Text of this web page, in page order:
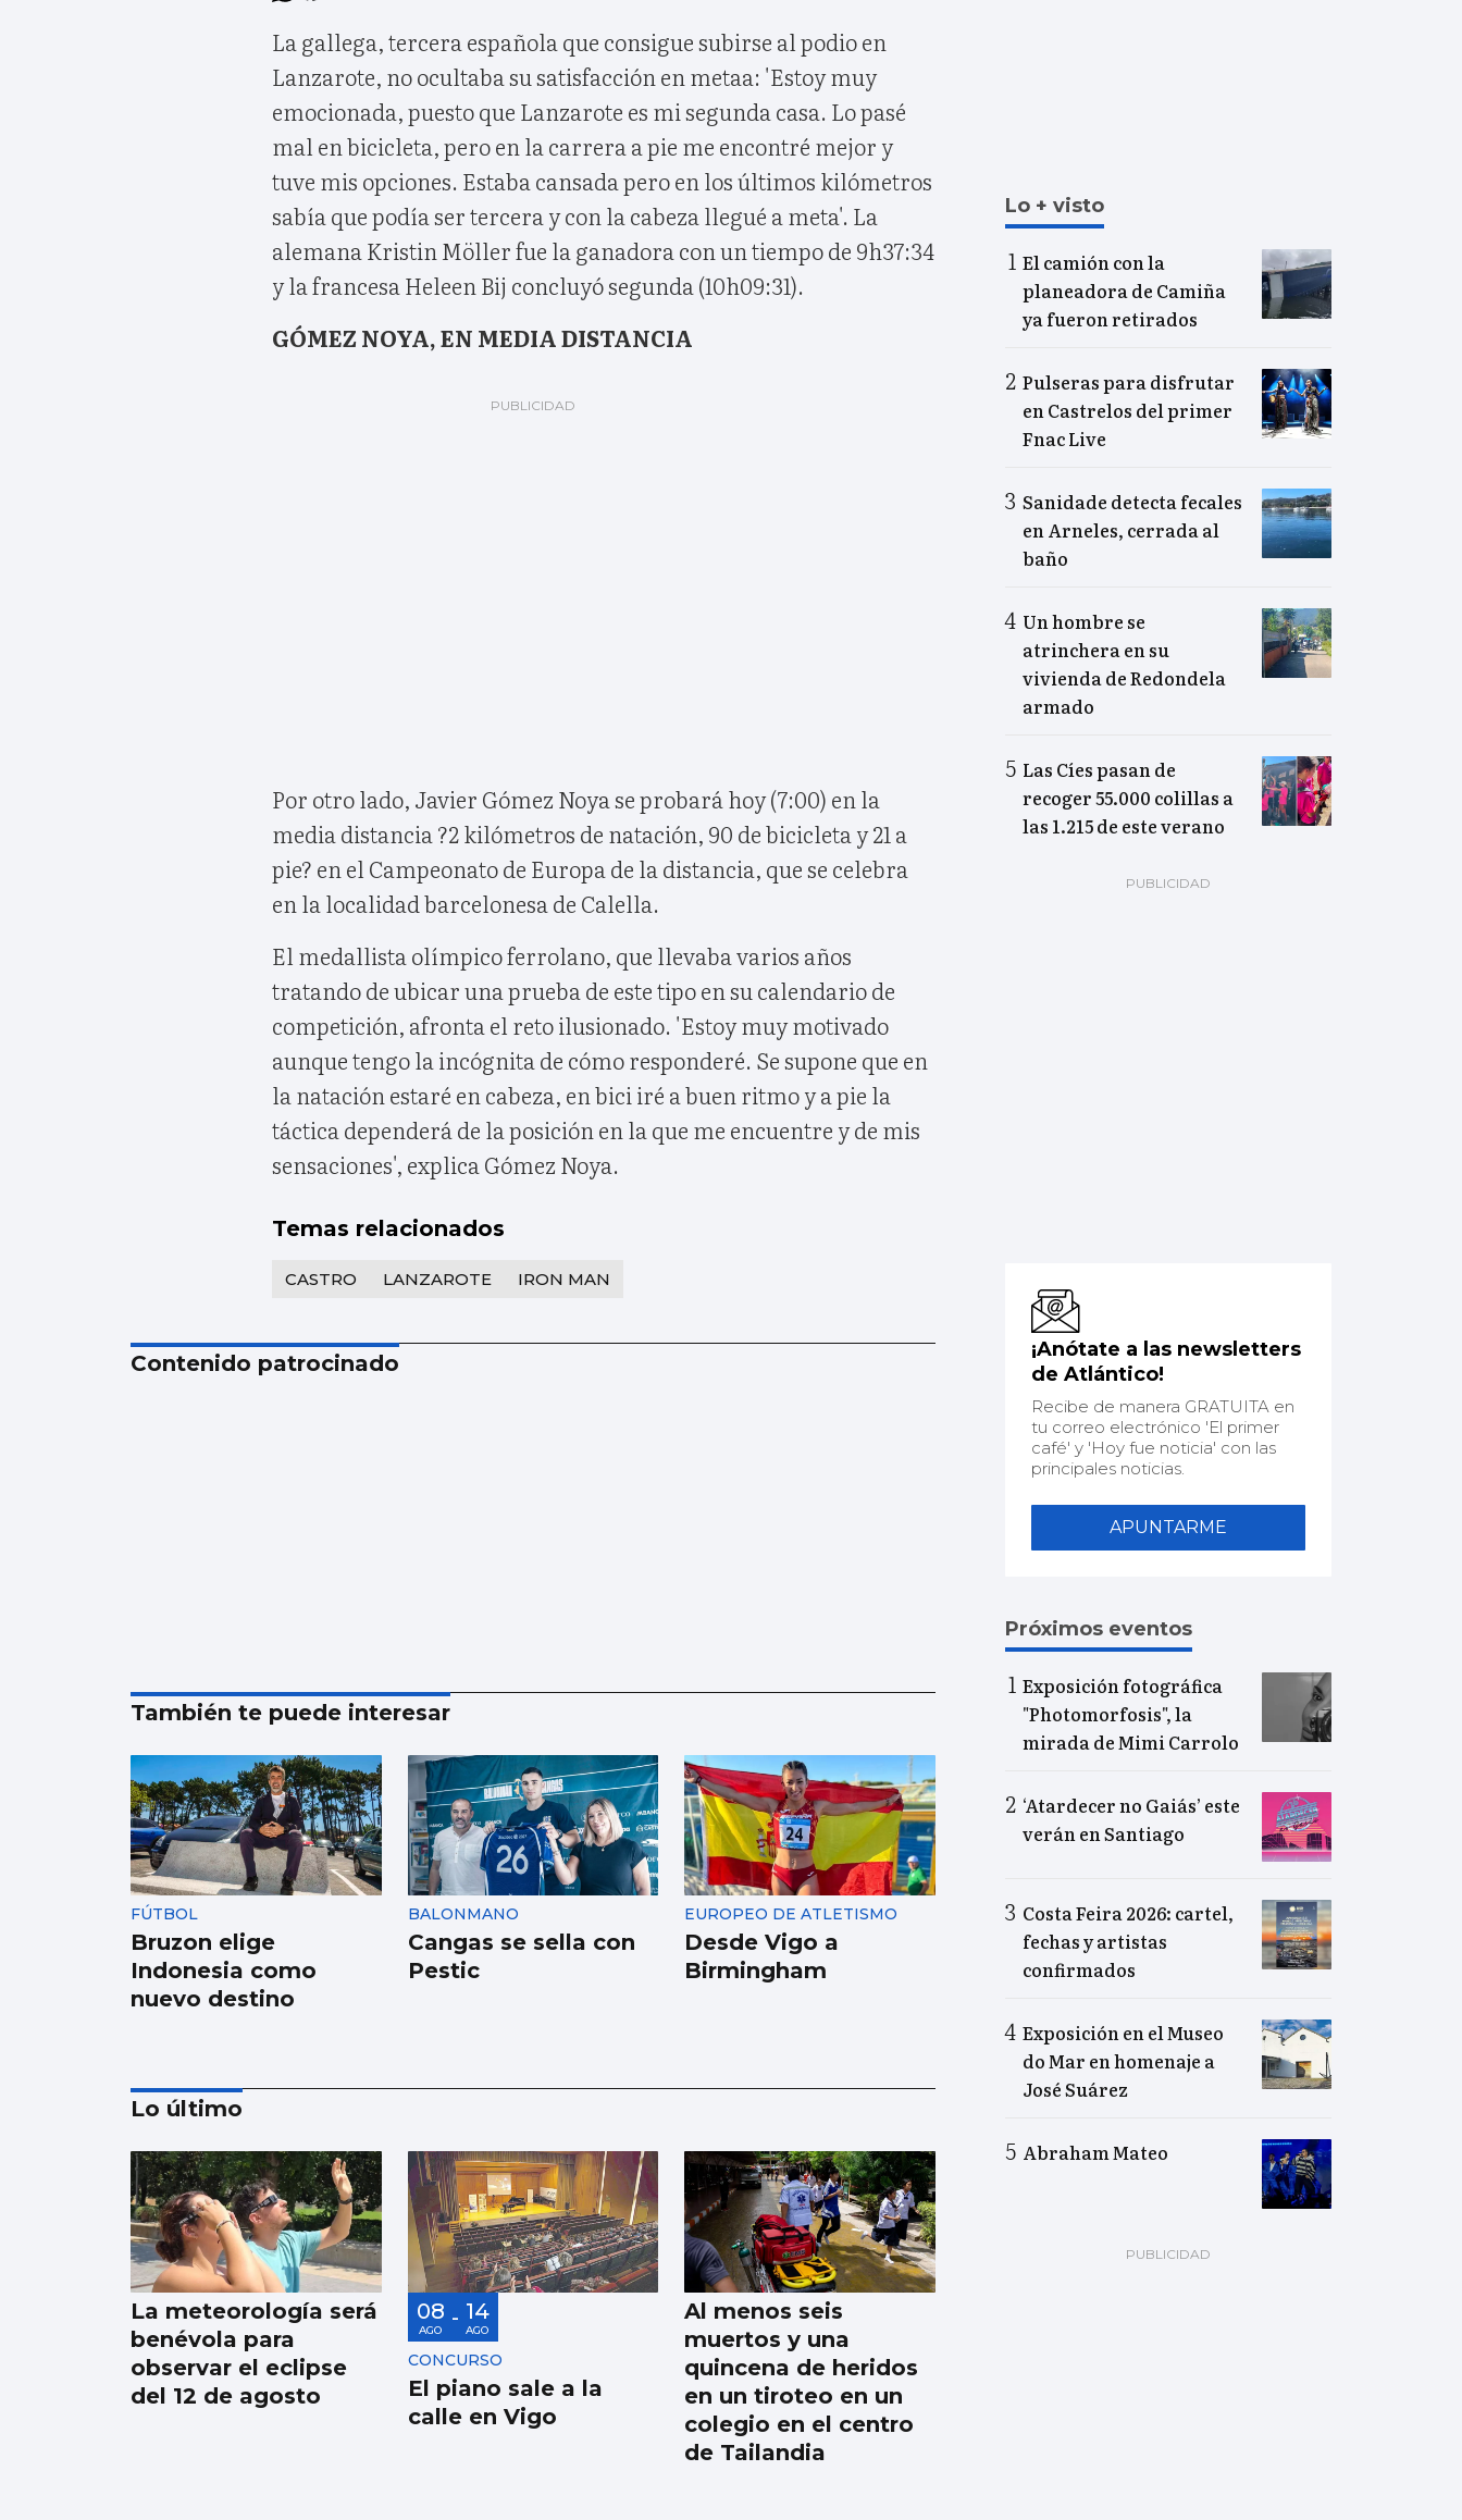
La gallega, tercera española que consigue subirse al podio en
Lanzarote, no ocultaba su satisfacción en metaa: 'Estoy muy
emocionada, puesto que Lanzarote es mi segunda casa. Lo pasé
mal en bicicleta, pero en la carrera a pie me encontré mejor y
tuve mis opciones. Estaba cansada pero en los últimos kilómetros
sabía que podía ser tercera y con la cabeza llegué a meta'. La
alemana Kristin Möller fue la ganadora con un tiempo de 9h37:34
y la francesa Heleen Bij concluyó segunda (10h09:31).
GÓMEZ NOYA, EN MEDIA DISTANCIA
Por otro lado, Javier Gómez Noya se probará hoy (7:00) en la
media distancia ?2 kilómetros de natación, 90 de bicicleta y 21 a
pie? en el Campeonato de Europa de la distancia, que se celebra
en la localidad barcelonesa de Calella.
El medallista olímpico ferrolano, que llevaba varios años
tratando de ubicar una prueba de este tipo en su calendario de
competición, afronta el reto ilusionado. 'Estoy muy motivado
aunque tengo la incógnita de cómo responderé. Se supone que en
la natación estaré en cabeza, en bici iré a buen ritmo y a pie la
táctica dependerá de la posición en la que me encuentre y de mis
sensaciones', explica Gómez Noya.
Temas relacionados
CASTRO LANZAROTE IRON MAN
Contenido patrocinado
También te puede interesar
FÚTBOL
Bruzon elige
Indonesia como
nuevo destino
BALONMANO
Cangas se sella con
Pestic
EUROPEO DE ATLETISMO
Desde Vigo a
Birmingham
BALONCESTO
Sandra Martínez guía
a España a
semifinales
Lo último
La meteorología será
benévola para
observar el eclipse
del 12 de agosto
08
AGO - 14
AGO
CONCURSO
El piano sale a la
calle en Vigo
Al menos seis
muertos y una
quincena de heridos
en un tiroteo en un
colegio en el centro
de Tailandia
Lo + visto
El camión con la
planeadora de Camiña
ya fueron retirados
Pulseras para disfrutar
en Castrelos del primer
Fnac Live
Sanidade detecta fecales
en Arneles, cerrada al
baño
Un hombre se
atrinchera en su
vivienda de Redondela
armado
Las Cíes pasan de
recoger 55.000 colillas a
las 1.215 de este verano
¡Anótate a las newsletters
de Atlántico!
Recibe de manera GRATUITA en
tu correo electrónico 'El primer
café' y 'Hoy fue noticia' con las
principales noticias.
APUNTARME
Próximos eventos
Exposición fotográfica
"Photomorfosis", la
mirada de Mimi Carrolo
‘Atardecer no Gaiás’ este
verán en Santiago
Costa Feira 2026: cartel,
fechas y artistas
confirmados
Exposición en el Museo
do Mar en homenaje a
José Suárez
Abraham Mateo